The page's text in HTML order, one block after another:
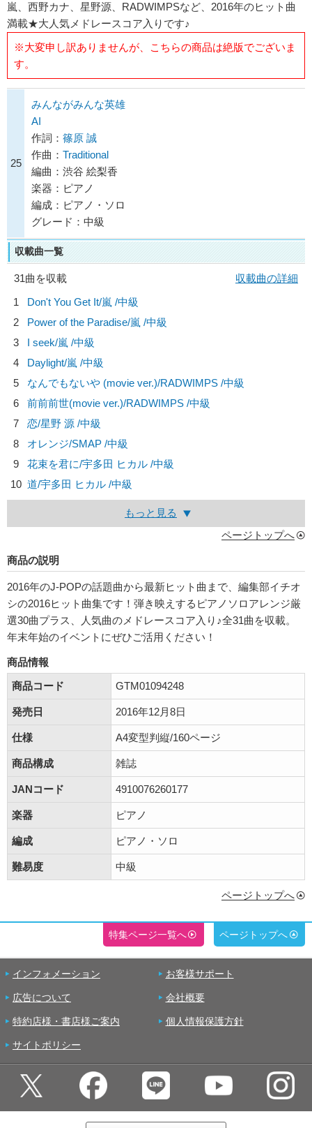
嵐、西野カナ、星野源、RADWIMPSなど、2016年のヒット曲
満載★大人気メドレースコア入りです♪
※大変申し訳ありませんが、こちらの商品は絶版でございま
す。
25
みんながみんな英雄
AI
作詞： 篠原 誠
作曲： Traditional
編曲：渋谷 絵梨香
楽器：ピアノ
編成：ピアノ・ソロ
グレード：中級
収載曲一覧
31曲を収載
収載曲の詳細
1
Don't You Get It/嵐 /中級
2
Power of the Paradise/嵐 /中級
3
I seek/嵐 /中級
4
Daylight/嵐 /中級
5
なんでもないや (movie ver.)/RADWIMPS /中級
6
前前前世(movie ver.)/RADWIMPS /中級
7
恋/星野 源 /中級
8
オレンジ/SMAP /中級
9
花束を君に/宇多田 ヒカル /中級
10 道/宇多田 ヒカル /中級
もっと見る
ページトップへ
商品の説明
2016年のJ-POPの話題曲から最新ヒット曲まで、編集部イチオ
シの2016ヒット曲集です！弾き映えするピアノソロアレンジ厳
選30曲プラス、人気曲のメドレースコア入り♪全31曲を収載。
年末年始のイベントにぜひご活用ください！
商品情報
商品コード
GTM01094248
発売日 2016年12月8日
仕様 A4変型判縦/160ページ
商品構成 雑誌
JANコード 4910076260177
楽器 ピアノ
編成 ピアノ・ソロ
難易度 中級
ページトップへ
特集ページ一覧へ ページトップへ
インフォメーション お客様サポート
広告について 会社概要
特約店様・書店様ご案内 個人情報保護方針
サイトポリシー